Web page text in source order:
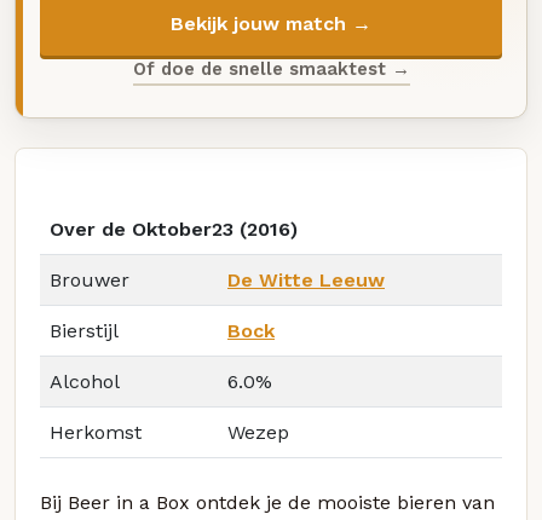
Bekijk jouw match →
Of doe de snelle smaaktest →
Over de Oktober23 (2016)
Brouwer De Witte Leeuw
Bierstijl Bock
Alcohol 6.0%
Herkomst Wezep
Bij Beer in a Box ontdek je de mooiste bieren van